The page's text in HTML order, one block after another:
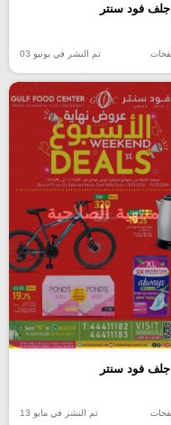
جلف فود سنتر
تم النشر في يونيو 03
منتهية الصلاحية
جلف فود سنتر
تم النشر في مايو 13